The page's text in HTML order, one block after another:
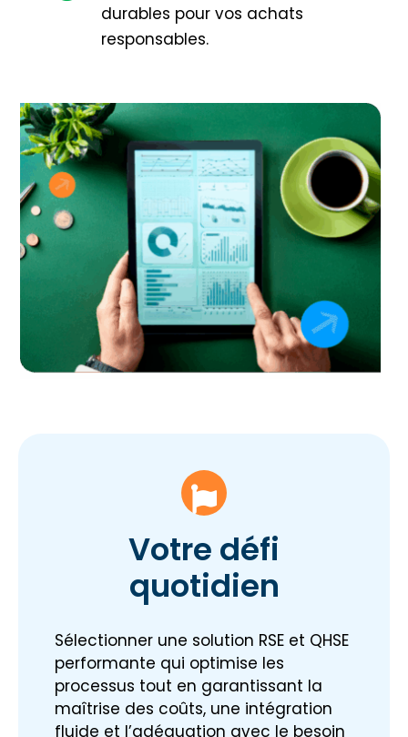
durables pour vos achats
responsables.
Votre défi
quotidien
Sélectionner une solution RSE et QHSE
performante qui optimise les
processus tout en garantissant la
maîtrise des coûts, une intégration
fluide et l’adéquation avec le besoin